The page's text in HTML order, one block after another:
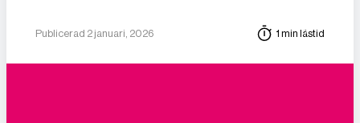
Publicerad 2 januari, 2026 1 min lästid